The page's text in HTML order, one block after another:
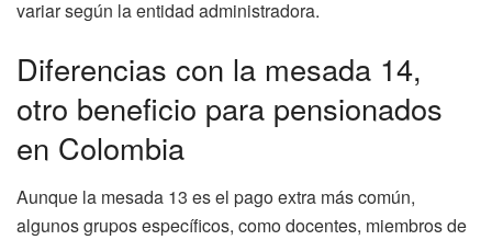
variar según la entidad administradora.
Diferencias con la mesada 14,
otro beneficio para pensionados
en Colombia
Aunque la mesada 13 es el pago extra más común,
algunos grupos específicos, como docentes, miembros de